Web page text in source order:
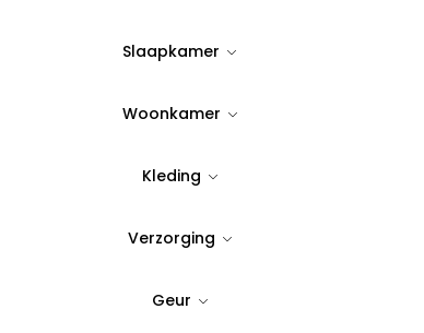
Slaapkamer
Woonkamer
Kleding
Verzorging
Geur
19,95